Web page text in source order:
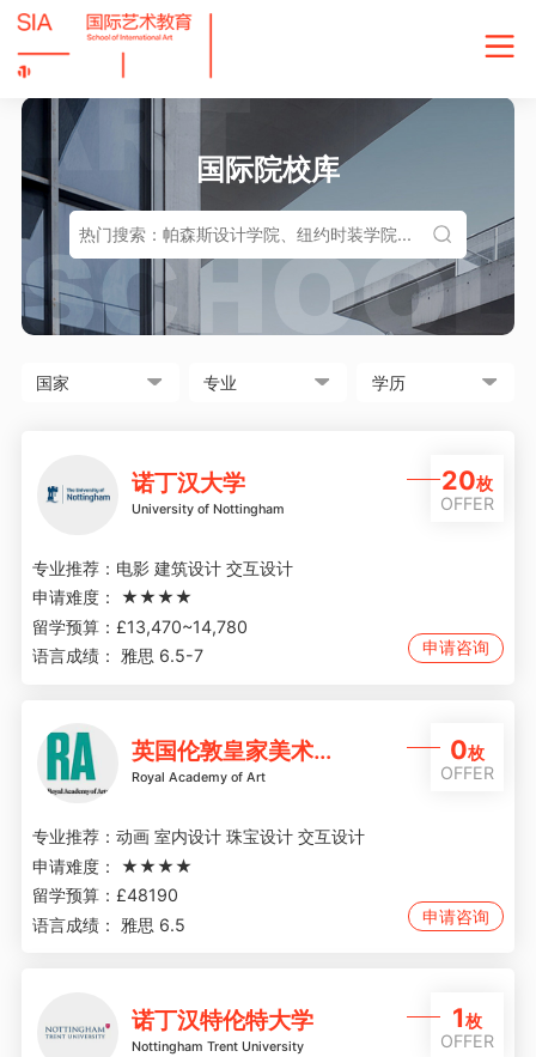
国际院校库
诺丁汉大学
University of Nottingham
20枚
OFFER
专业推荐： 电影 建筑设计 交互设计
申请难度：
★★★★
留学预算： £13,470~14,780
语言成绩：
雅思 6.5-7 申请咨询
英国伦敦皇家美术学院
Royal Academy of Art
0枚
OFFER
专业推荐： 动画 室内设计 珠宝设计 交互设计
申请难度：
★★★★
留学预算： £48190
语言成绩：
雅思 6.5 申请咨询
诺丁汉特伦特大学
Nottingham Trent University
1枚
OFFER